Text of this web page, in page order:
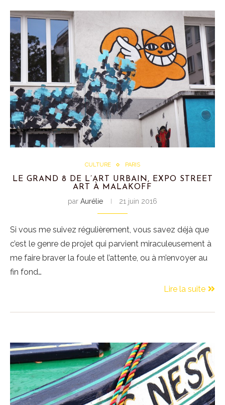
CULTURE PARIS
LE GRAND 8 DE L’ART URBAIN, EXPO STREET
ART À MALAKOFF
par Aurélie 21 juin 2016
Si vous me suivez régulièrement, vous savez déjà que
c’est le genre de projet qui parvient miraculeusement à
me faire braver la foule et l’attente, ou à m’envoyer au
fin fond…
Lire la suite